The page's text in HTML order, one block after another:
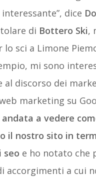
dice
di Bottero Ski,
sci a Limone
mi sono
al discorso dei
marketing su
andata a vedere
il nostro sito in
seo e ho notato che
accorgimenti a cui